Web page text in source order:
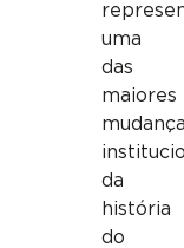
uma
das
maiores
da
história
do